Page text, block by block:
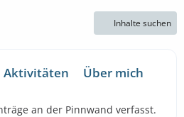
Inhalte suchen
Aktivitäten Über mich
an der Pinnwand verfasst.